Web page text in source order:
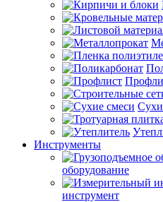
Инструменты
оборудование
инструмент